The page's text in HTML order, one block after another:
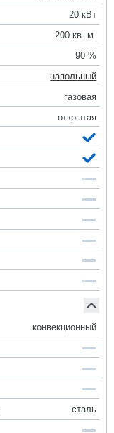
20 кВт
200 кв. м.
90 %
напольный
газовая
открытая
конвекционный
сталь